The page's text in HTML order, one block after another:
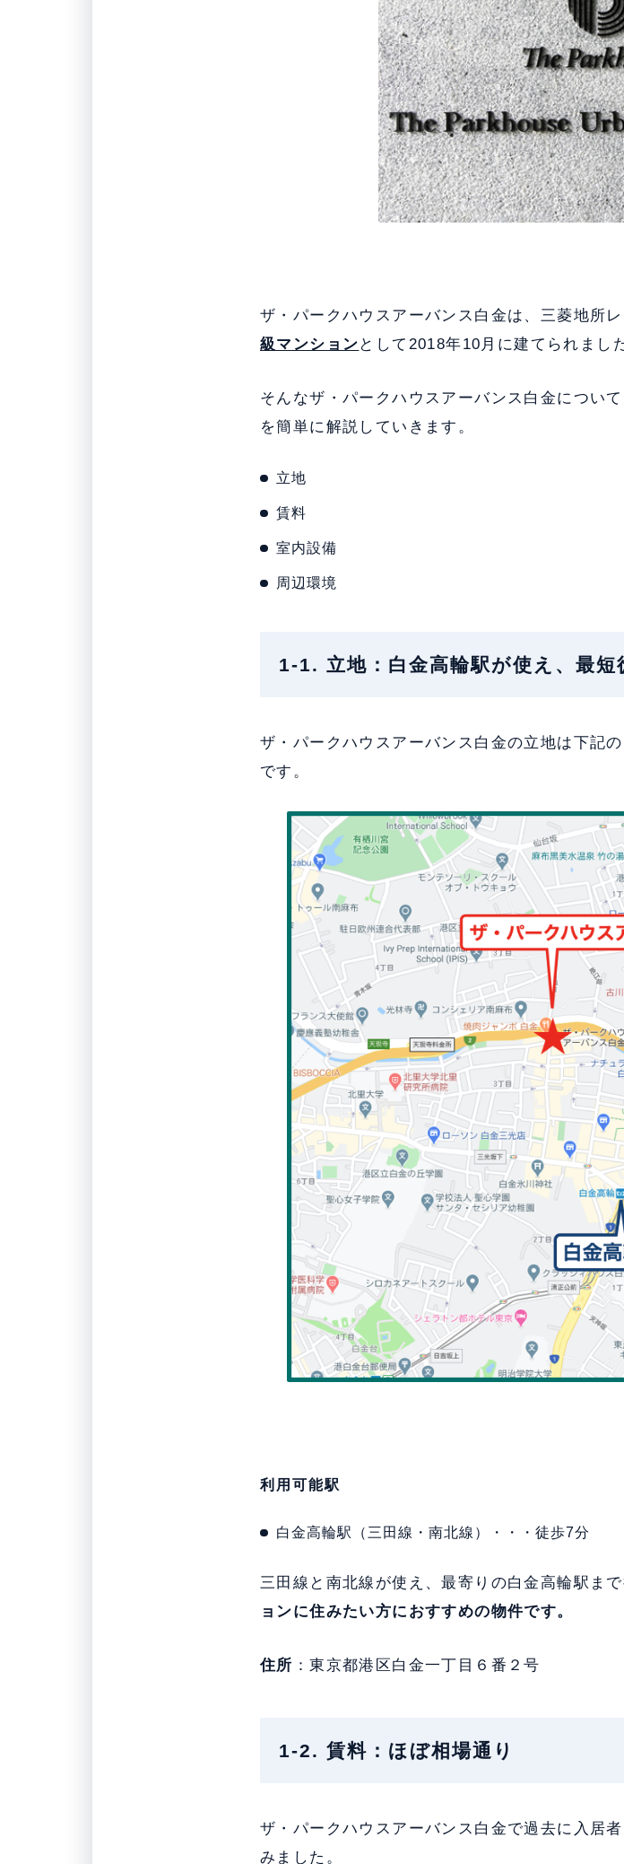
ザ・パークハウスアーバンス白金は、三菱地所
級マンション として2018年10月に建てられまし
そんなザ・パークハウスアーバンス白金につい
を簡単に解説していきます。
立地
賃料
室内設備
周辺環境
1-1. 立地：白金高輪駅が使え、最短
ザ・パークハウスアーバンス白金の立地は下記
です。
利用可能駅
白金高輪駅（三田線・南北線）・・・徒歩7分
三田線と南北線が使え、最寄りの白金高輪駅ま
ョンに住みたい方におすすめの物件です。
住所 ：東京都港区白金一丁目６番２号
1-2. 賃料：ほぼ相場通り
ザ・パークハウスアーバンス白金で過去に入居
みました。